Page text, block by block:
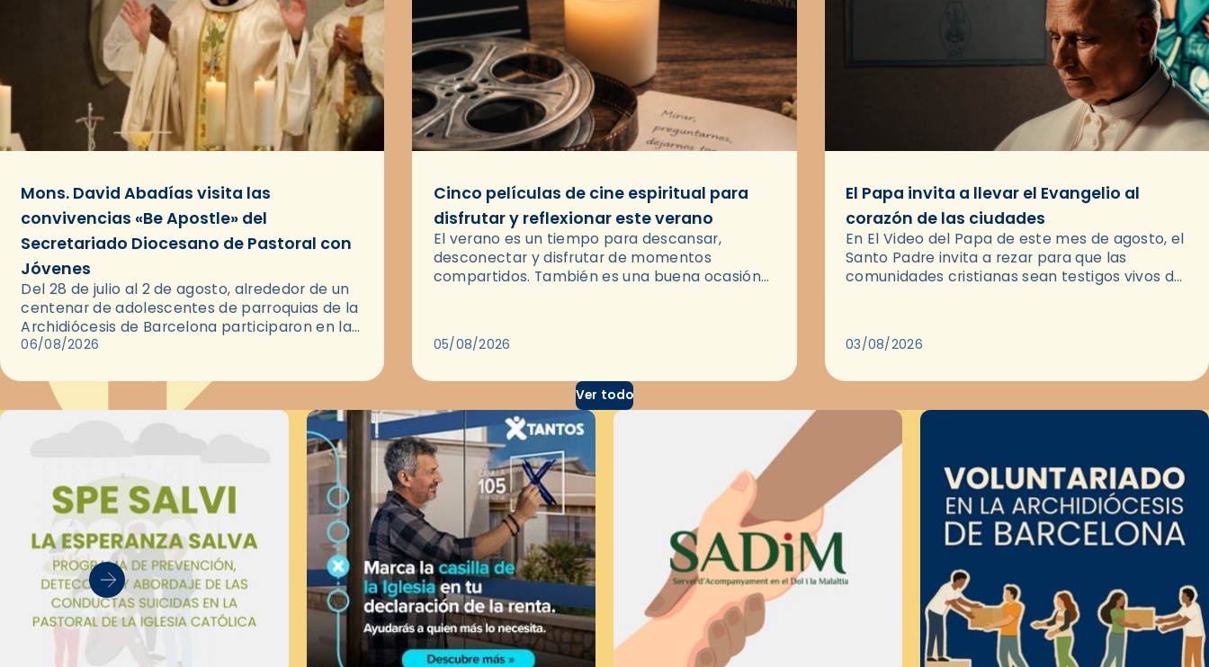
Mons. David Abadías visita las
convivencias «Be Apostle» del
Secretariado Diocesano de Pastoral con
Jóvenes
Del 28 de julio al 2 de agosto, alrededor de un
centenar de adolescentes de parroquias de la
Archidiócesis de Barcelona participaron en las
convivencias Be Apostle, organizadas por el
06/08/2026
Cinco películas de cine espiritual para
disfrutar y reflexionar este verano
El verano es un tiempo para descansar,
desconectar y disfrutar de momentos
compartidos. También es una buena ocasión
05/08/2026
El Papa invita a llevar el Evangelio al
corazón de las ciudades
En El Video del Papa de este mes de agosto, el
Santo Padre invita a rezar para que las
comunidades cristianas sean testigos vivos del
03/08/2026
Ver todo